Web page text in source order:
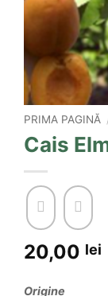
PRIMA PAGINĂ
Cais
20,00 lei
Origine